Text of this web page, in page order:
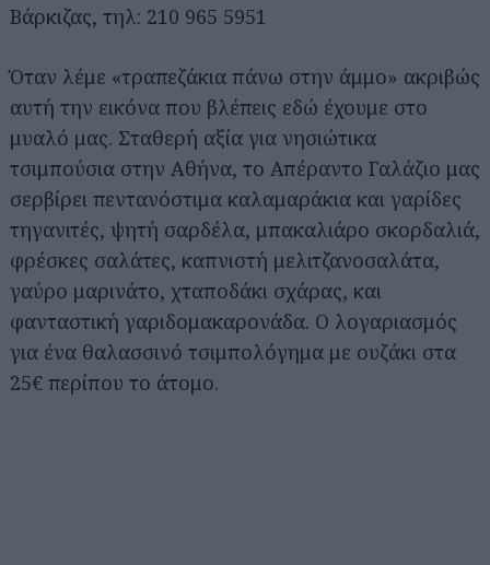
Βάρκιζας, τηλ: 210 965 5951
Όταν λέμε «τραπεζάκια πάνω στην άμμο» ακριβώς
αυτή την εικόνα που βλέπεις εδώ έχουμε στο
μυαλό μας. Σταθερή αξία για νησιώτικα
τσιμπούσια στην Αθήνα, το Απέραντο Γαλάζιο μας
σερβίρει πεντανόστιμα καλαμαράκια και γαρίδες
τηγανιτές, ψητή σαρδέλα, μπακαλιάρο σκορδαλιά,
φρέσκες σαλάτες, καπνιστή μελιτζανοσαλάτα,
γαύρο μαρινάτο, χταποδάκι σχάρας, και
φανταστική γαριδομακαρονάδα. Ο λογαριασμός
για ένα θαλασσινό τσιμπολόγημα με ουζάκι στα
25€ περίπου το άτομο.